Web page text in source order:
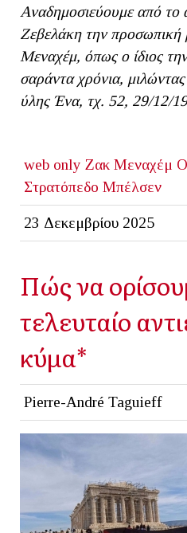
Αναδημοσιεύουμε από το
Ζεβελάκη την προσωπική
Μεναχέμ, όπως ο ίδιος
σαράντα χρόνια, μιλώντας
ύλης Ένα, τχ. 52, 29/12/
web only Ζακ Μεναχέμ
Στρατόπεδο Μπέλσεν
23 Δεκεμβρίου 2025
Πώς να
τελευταίο
κύμα*
Pierre-André Taguieff